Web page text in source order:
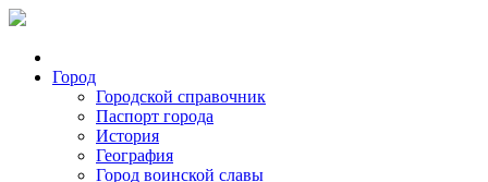
Город
Городской справочник
Паспорт города
История
География
Город воинской славы